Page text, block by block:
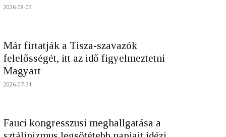
2026-08-03
Már firtatják a Tisza-szavazók
felelősségét, itt az idő figyelmeztetni
Magyart
2026-07-31
Fauci kongresszusi meghallgatása a